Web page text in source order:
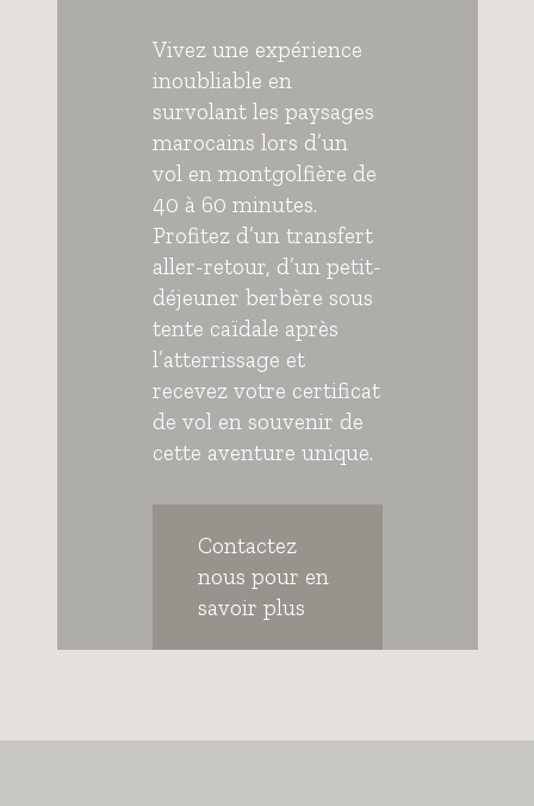
Vivez une expérience
inoubliable en
survolant les paysages
marocains lors d’un
vol en montgolfière de
40 à 60 minutes.
Profitez d’un transfert
aller-retour, d’un petit-
déjeuner berbère sous
tente caïdale après
l’atterrissage et
recevez votre certificat
de vol en souvenir de
cette aventure unique.
Contactez
nous pour en
savoir plus